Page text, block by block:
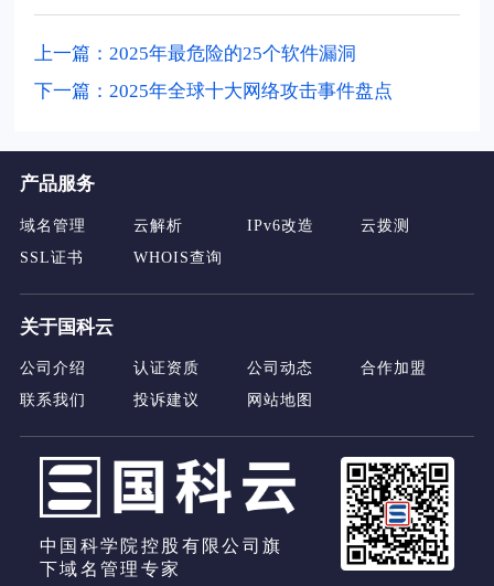
上一篇：2025年最危险的25个软件漏洞
下一篇：2025年全球十大网络攻击事件盘点
产品服务
域名管理 云解析 IPv6改造
云拨测
SSL证书
WHOIS查询
关于国科云
公司介绍 认证资质 公司动态
合作加盟
联系我们
投诉建议 网站地图
中国科学院控股有限公司旗
下域名管理专家